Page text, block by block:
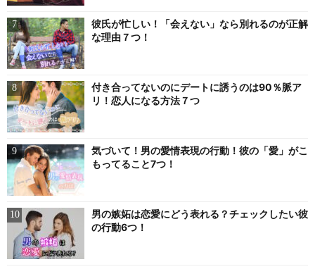
彼氏が忙しい！「会えない」なら別れるのが正解
な理由７つ！
付き合ってないのにデートに誘うのは90％脈ア
リ！恋人になる方法７つ
気づいて！男の愛情表現の行動！彼の「愛」がこ
もってること7つ！
男の嫉妬は恋愛にどう表れる？チェックしたい彼
の行動6つ！